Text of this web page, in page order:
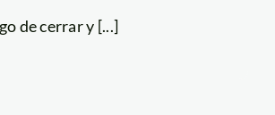
de cerrar y [...]